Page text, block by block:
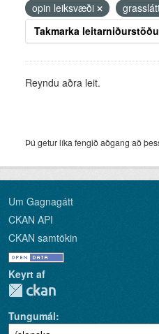
opin leiksvæði
Takmarka
Reyndu aðra leit.
Þú getur líka fengið aðgang að
Um Gagnagátt
CKAN API
CKAN samtökin
Keyrt af
Tungumál